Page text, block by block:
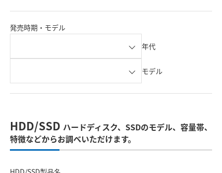
発売時期・モデル
年代
モデル
HDD/SSD ハードディスク、SSDのモデル、容量帯、
特徴などからお調べいただけます。